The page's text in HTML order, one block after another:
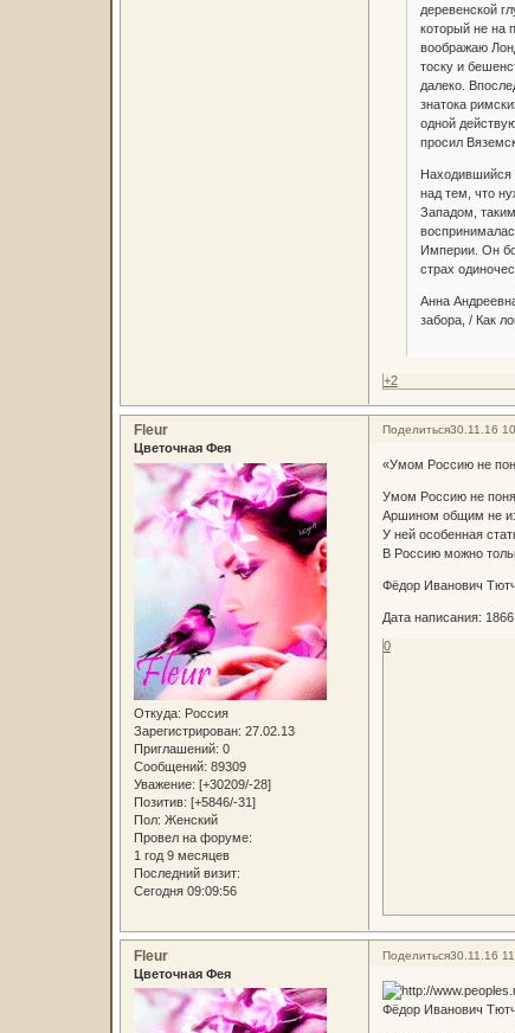
деревенской
который не на
воображаю
тоску и
далеко.
знатока
одной
просил
Находившийся
над тем, что
Западом,
Империи. Он
страх
Анна
забора, / Как
+2
Поделиться30.11.16
Fleur
Цветочная Фея
Откуда: Россия
Зарегистрирован: 27.02.13
Приглашений: 0
Сообщений: 89309
Уважение: [+30209/-28]
Позитив: [+5846/-31]
Пол: Женский
Провел на форуме:
1 год 9 месяцев
Последний визит:
Сегодня 09:09:56
«Умом Россию не
Умом Россию не
Аршином общим не
У ней особенная
В Россию можно
Фёдор Иванович
Дата написания: 1866
0
Поделиться30.11.16
Fleur
Цветочная Фея
Фёдор Иванович